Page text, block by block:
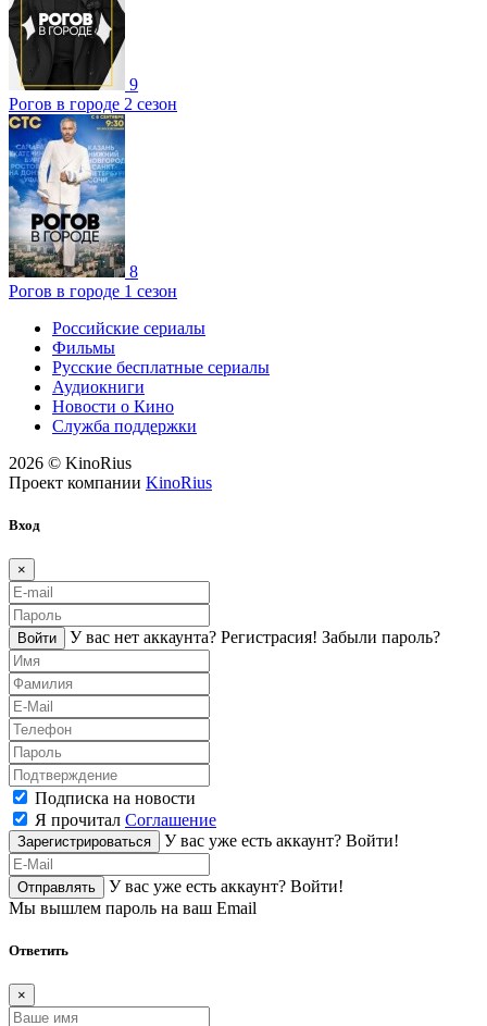
9
Рогов в городе 2 сезон
8
Рогов в городе 1 сезон
Российские сериалы
Фильмы
Русские бесплатные сериалы
Аудиокниги
Новости о Кино
Служба поддержки
2026 © KinoRius
Проект компании KinoRius
Вход
×
Войти У вас нет аккаунта? Регистраcия! Забыли пароль?
Подписка на новости
Я прочитал Соглашение
Зарегистрироваться У вас уже есть аккаунт? Войти!
Отправлять У вас уже есть аккаунт? Войти!
Мы вышлем пароль на ваш Email
Ответить
×